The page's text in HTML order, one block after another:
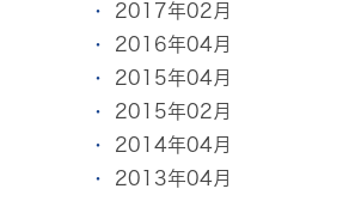
2017年02月
2016年04月
2015年04月
2015年02月
2014年04月
2013年04月